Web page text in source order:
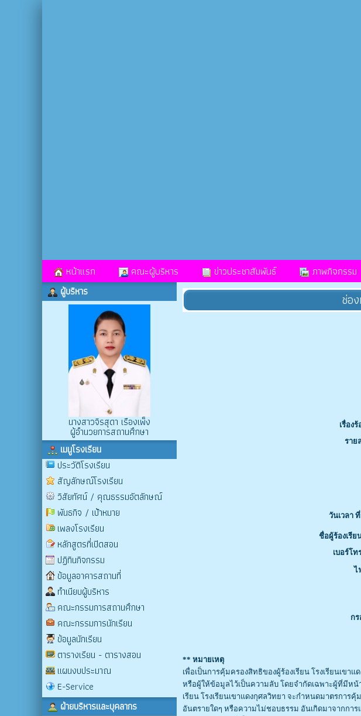
หน้าแรก คณะผู้บริหาร ข่าวประชาสัมพันธ์ ภาพกิจกรรม
ผู้บริหาร
นางสาวจิรสุดา เรืองเพ็ง
ผู้อำนวยการสถานศึกษา
เมนูโรงเรียน
ประวัติโรงเรียน
สัญลักษณ์โรงเรียน
วิสัยทัศน์ / คุณธรรมอัตลักษณ์
พันธกิจ / เป้าหมาย
เพลงโรงเรียน
หลักสูตรที่เปิดสอน
ปฏิทินกิจกรรม
ข้อมูลอาคารสถานที่
ทำเนียบผู้บริหาร
คณะกรรมการสถานศึกษา
คณะกรรมการนักเรียน
ข้อมูลนักเรียน
ตารางเรียน - ตารางสอน
แผนงบประมาณ
E-Service
ฝ่ายบริหารและบุคลากร
ช่อ
เรื่องร้
ราย
วันเวลา
ชื่อผู้ร้องเรีย
เบอร์โท
ไ
กร
** หมายเหตุ
เพื่อเป็นการคุ้มครองสิทธิของผู้ร้องเรียน โรงเรียนเข
หรือผู้ให้ข้อมูลไว้เป็นความลับ โดยจำกัดเฉพาะผู้ที่มีหน้
เรียน โรงเรียนเขาแดงกุศลวิทยา จะกำหนดมาตรกา
อันตรายใดๆ หรือความไม่ชอบธรรม อันเกิดมาจากกา